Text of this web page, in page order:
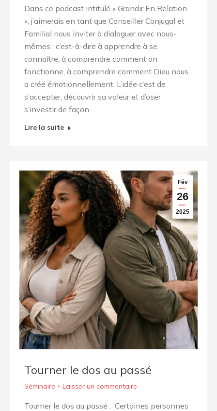
Dans ce podcast intitulé « Grandir En Relation
», j’aimerais en tant que Conseiller Conjugal et
Familial nous inviter à dialoguer avec nous-
mêmes : c’est-à-dire à apprendre à se
connaître, à comprendre comment on
fonctionne, à comprendre comment Dieu nous
a créé émotionnellement. L’idée c’est de
s’accepter, découvrir sa valeur et d’oser
s’investir de façon…
Lire la suite
Fév
26
2025
Tourner le dos au passé
Séminaire Laisser un commentaire
Tourner le dos au passé : Certaines personnes